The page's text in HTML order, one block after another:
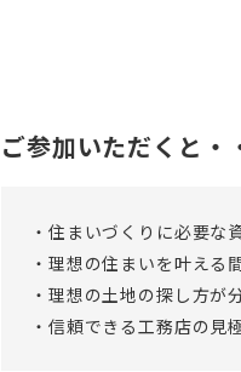
ご参加いただくと・
・住まいづくりに必要な
・理想の住まいを叶える
・理想の土地の探し方が
・信頼できる工務店の見